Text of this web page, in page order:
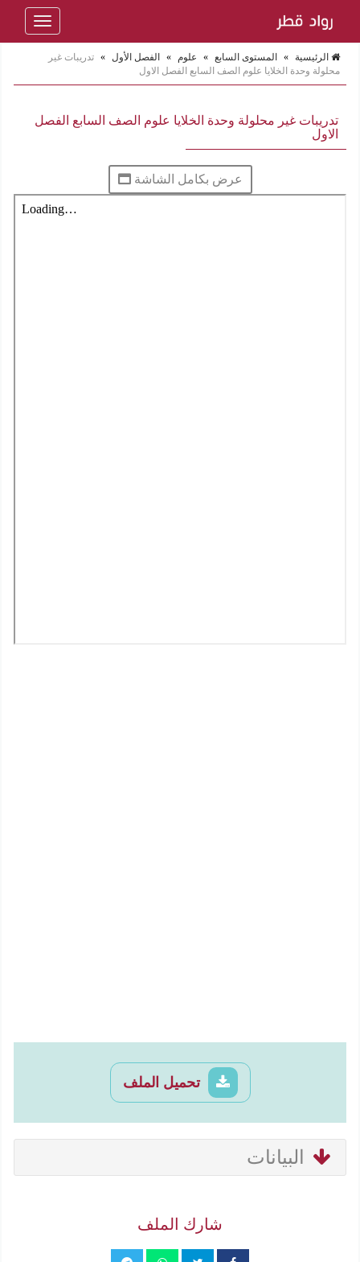
Toggle
الرئيسية » المستوى السابع » علوم » الفصل الأول » تدريبات غير
محلولة وحدة الخلايا علوم الصف السابع الفصل الاول
تدريبات غير محلولة وحدة الخلايا علوم الصف السابع الفصل
الاول
عرض بكامل الشاشة
تحميل الملف
البيانات
شارك الملف